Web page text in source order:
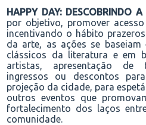
HAPPY DAY: DESCOBRINDO
por objetivo, promover
incentivando o hábito
da arte, as ações se baseiam
clássicos da literatura e em
artistas, apresentação de
ingressos ou descontos
projeção da cidade, para
outros eventos que
fortalecimento dos laços
comunidade.